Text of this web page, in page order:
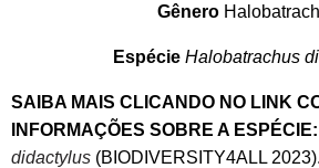
Gênero
Espécie Halobatrachus
SAIBA MAIS CLICANDO NO LINK
INFORMAÇÕES SOBRE A ESPÉCIE:
didactylus (BIODIVERSITY4ALL 2023).